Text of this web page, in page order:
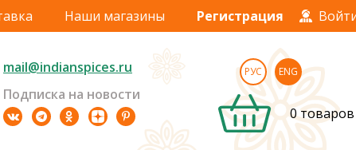
Наши магазины Регистрация
mail@indianspices.ru
Подписка на новости
РУС ENG
0 товаров